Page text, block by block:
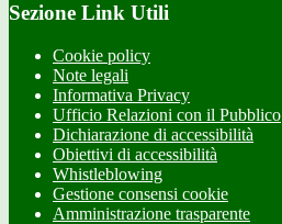
Sezione Link Utili
Cookie policy
Note legali
Informativa Privacy
Ufficio Relazioni con il Pubblico
Dichiarazione di accessibilità
Obiettivi di accessibilità
Whistleblowing
Gestione consensi cookie
Amministrazione trasparente